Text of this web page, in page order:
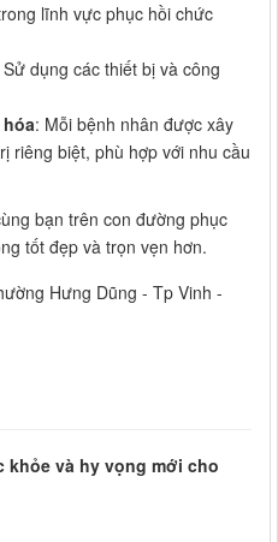
lĩnh vực phục hồi chức
Sử dụng các thiết bị và công
: Mỗi bệnh nhân được xây
riêng biệt, phù hợp với nhu cầu
bạn trên con đường phục
tốt đẹp và trọn vẹn hơn.
Hưng Dũng - Tp Vinh -
khỏe và hy vọng mới cho